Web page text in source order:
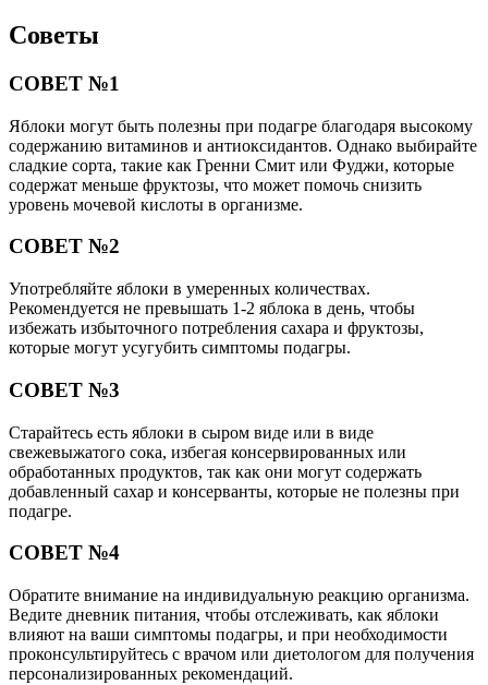
Советы
СОВЕТ №1
Яблоки могут быть полезны при подагре благодаря высокому
содержанию витаминов и антиоксидантов. Однако выбирайте
сладкие сорта, такие как Гренни Смит или Фуджи, которые
содержат меньше фруктозы, что может помочь снизить
уровень мочевой кислоты в организме.
СОВЕТ №2
Употребляйте яблоки в умеренных количествах.
Рекомендуется не превышать 1-2 яблока в день, чтобы
избежать избыточного потребления сахара и фруктозы,
которые могут усугубить симптомы подагры.
СОВЕТ №3
Старайтесь есть яблоки в сыром виде или в виде
свежевыжатого сока, избегая консервированных или
обработанных продуктов, так как они могут содержать
добавленный сахар и консерванты, которые не полезны при
подагре.
СОВЕТ №4
Обратите внимание на индивидуальную реакцию организма.
Ведите дневник питания, чтобы отслеживать, как яблоки
влияют на ваши симптомы подагры, и при необходимости
проконсультируйтесь с врачом или диетологом для получения
персонализированных рекомендаций.